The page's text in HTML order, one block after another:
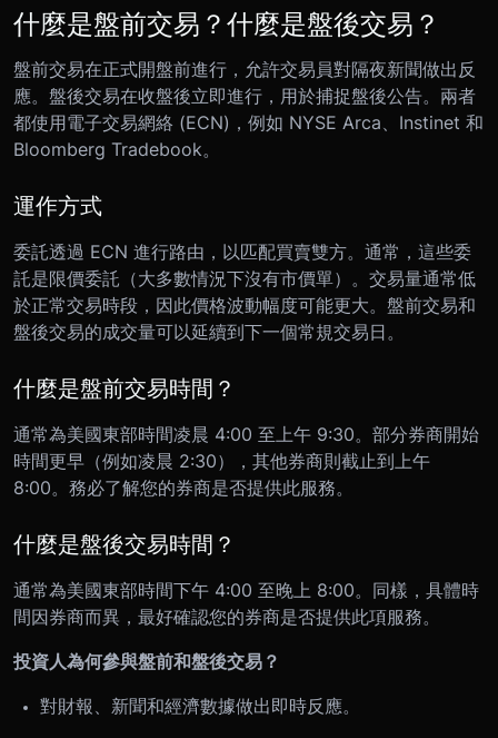
什麼是盤前交易？什麼是盤後交易？
盤前交易在正式開盤前進行，允許交易員對隔夜新聞做出反
應。盤後交易在收盤後立即進行，用於捕捉盤後公告。兩者
都使用電子交易網絡 (ECN)，例如 NYSE Arca、Instinet 和
Bloomberg Tradebook。
運作方式
委託透過 ECN 進行路由，以匹配買賣雙方。通常，這些委
託是限價委託（大多數情況下沒有市價單）。交易量通常低
於正常交易時段，因此價格波動幅度可能更大。盤前交易和
盤後交易的成交量可以延續到下一個常規交易日。
什麼是盤前交易時間？
通常為美國東部時間凌晨 4:00 至上午 9:30。部分券商開始
時間更早（例如凌晨 2:30），其他券商則截止到上午
8:00。務必了解您的券商是否提供此服務。
什麼是盤後交易時間？
通常為美國東部時間下午 4:00 至晚上 8:00。同樣，具體時
間因券商而異，最好確認您的券商是否提供此項服務。
投資人為何參與盤前和盤後交易？
對財報、新聞和經濟數據做出即時反應。